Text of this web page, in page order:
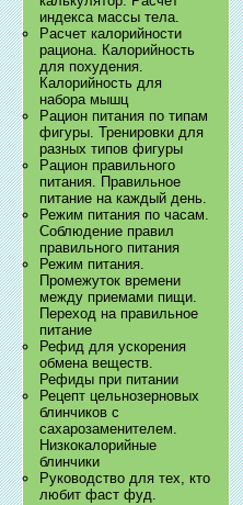
индекса массы тела.
Расчет калорийности
рациона. Калорийность
для похудения.
Калорийность для
набора мышц
Рацион питания по типам
фигуры. Тренировки для
разных типов фигуры
Рацион правильного
питания. Правильное
питание на каждый день.
Режим питания по часам.
Соблюдение правил
правильного питания
Режим питания.
Промежуток времени
между приемами пищи.
Переход на правильное
питание
Рефид для ускорения
обмена веществ.
Рефиды при питании
Рецепт цельнозерновых
блинчиков с
сахарозаменителем.
Низкокалорийные
блинчики
Руководство для тех, кто
любит фаст фуд.